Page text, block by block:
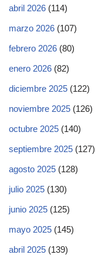
abril 2026 (114)
marzo 2026 (107)
febrero 2026 (80)
enero 2026 (82)
diciembre 2025 (122)
noviembre 2025 (126)
octubre 2025 (140)
septiembre 2025 (127)
agosto 2025 (128)
julio 2025 (130)
junio 2025 (125)
mayo 2025 (145)
abril 2025 (139)